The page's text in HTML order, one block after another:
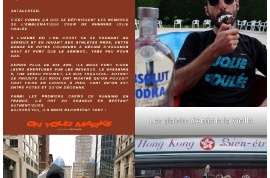
Les plaisirs d’Andorre la Vieille